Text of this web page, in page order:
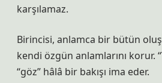
karşılamaz.
Birincisi, anlamca bir bütün
kendi özgün anlamlarını korur.
“göz” hâlâ bir bakışı ima eder.